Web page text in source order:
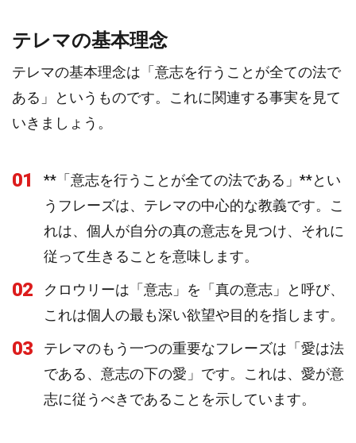
テレマの基本理念
テレマの基本理念は「意志を行うことが全ての法で
ある」というものです。これに関連する事実を見て
いきましょう。
01
**「意志を行うことが全ての法である」**とい
うフレーズは、テレマの中心的な教義です。こ
れは、個人が自分の真の意志を見つけ、それに
従って生きることを意味します。
02
クロウリーは「意志」を「真の意志」と呼び、
これは個人の最も深い欲望や目的を指します。
03
テレマのもう一つの重要なフレーズは「愛は法
である、意志の下の愛」です。これは、愛が意
志に従うべきであることを示しています。